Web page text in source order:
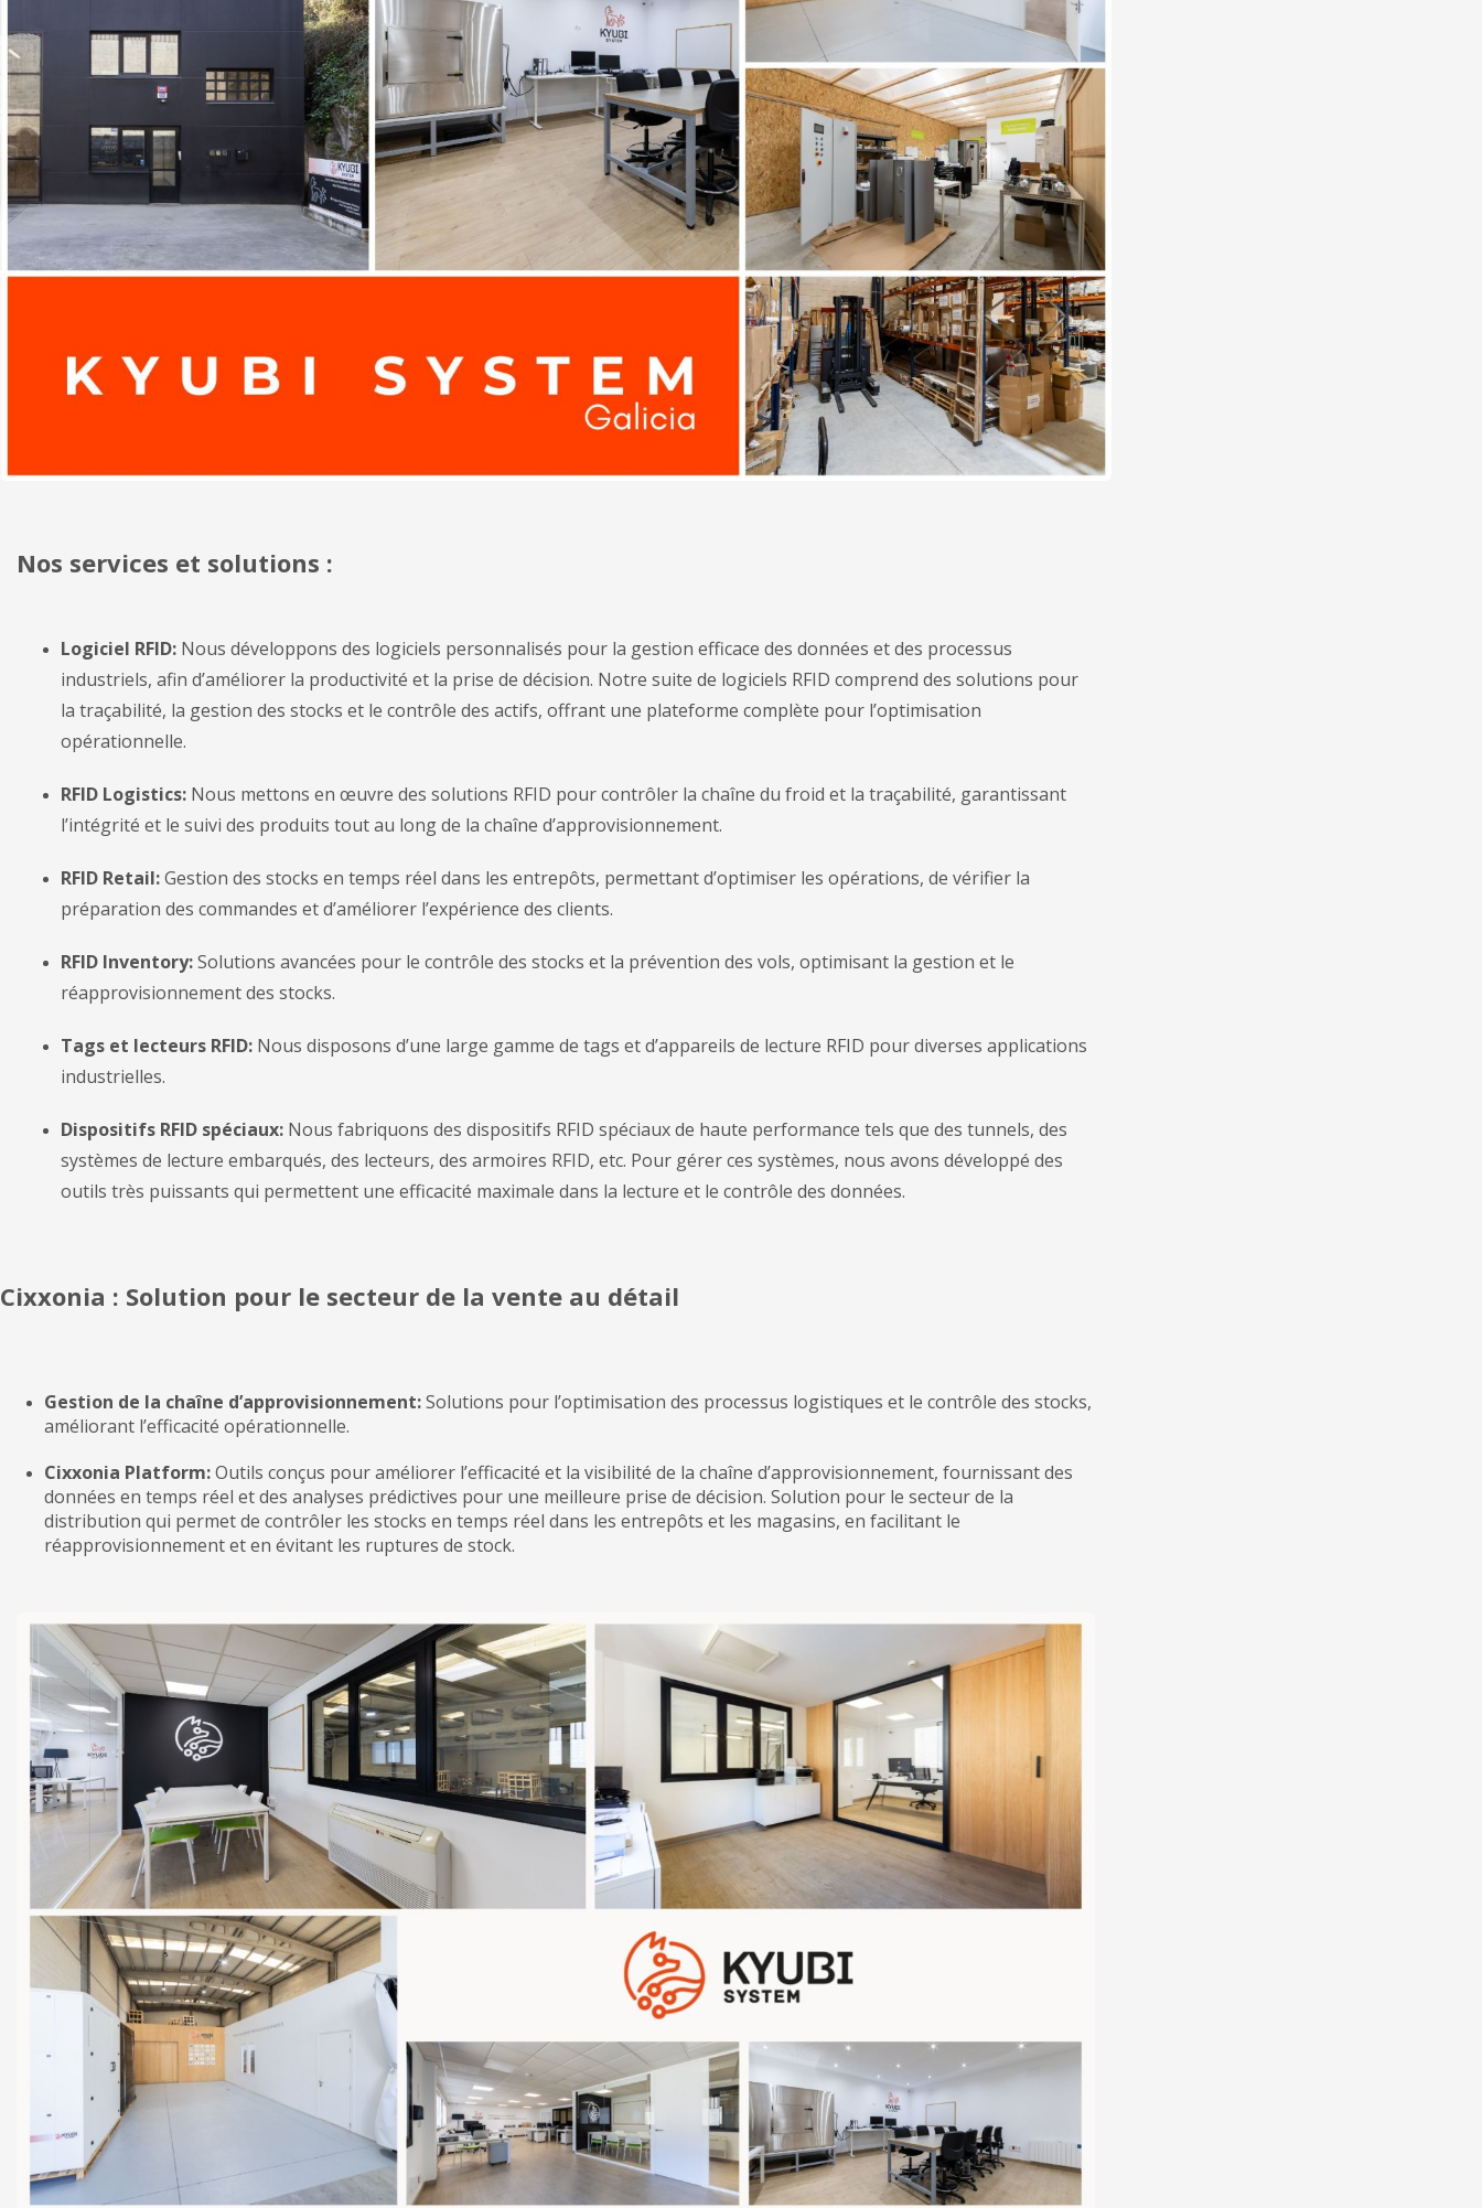
Nos services et solutions :
Logiciel RFID: Nous développons des logiciels personnalisés pour la gestion efficace des données et des processus
industriels, afin d’améliorer la productivité et la prise de décision. Notre suite de logiciels RFID comprend des solutions pour
la traçabilité, la gestion des stocks et le contrôle des actifs, offrant une plateforme complète pour l’optimisation
opérationnelle.
RFID Logistics: Nous mettons en œuvre des solutions RFID pour contrôler la chaîne du froid et la traçabilité, garantissant
l’intégrité et le suivi des produits tout au long de la chaîne d’approvisionnement.
RFID Retail:Gestion des stocks en temps réel dans les entrepôts, permettant d’optimiser les opérations, de vérifier la
préparation des commandes et d’améliorer l’expérience des clients.
RFID Inventory:Solutions avancées pour le contrôle des stocks et la prévention des vols, optimisant la gestion et le
réapprovisionnement des stocks.
Tags et lecteurs RFID: Nous disposons d’une large gamme de tags et d’appareils de lecture RFID pour diverses applications
industrielles.
Dispositifs RFID spéciaux: Nous fabriquons des dispositifs RFID spéciaux de haute performance tels que des tunnels, des
systèmes de lecture embarqués, des lecteurs, des armoires RFID, etc. Pour gérer ces systèmes, nous avons développé des
outils très puissants qui permettent une efficacité maximale dans la lecture et le contrôle des données.
Cixxonia : Solution pour le secteur de la vente au détail
Gestion de la chaîne d’approvisionnement:Solutions pour l’optimisation des processus logistiques et le contrôle des stocks,
améliorant l’efficacité opérationnelle.
Cixxonia Platform:Outils conçus pour améliorer l’efficacité et la visibilité de la chaîne d’approvisionnement, fournissant des
données en temps réel et des analyses prédictives pour une meilleure prise de décision. Solution pour le secteur de la
distribution qui permet de contrôler les stocks en temps réel dans les entrepôts et les magasins, en facilitant le
réapprovisionnement et en évitant les ruptures de stock.